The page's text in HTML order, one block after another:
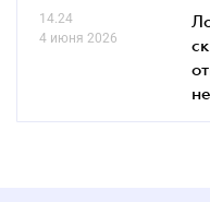
14.24
4 июня 2026